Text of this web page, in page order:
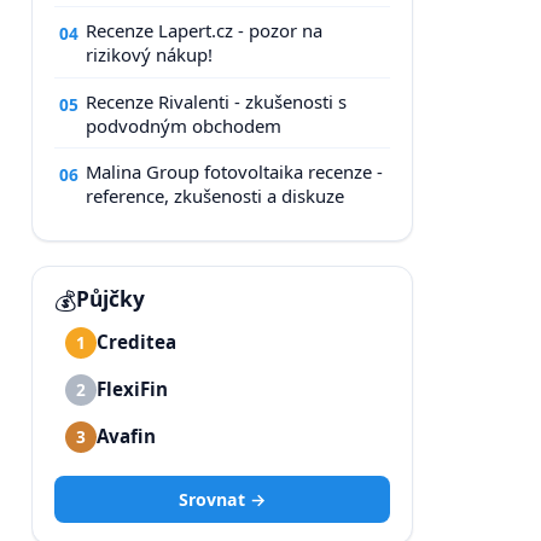
04 Recenze Lapert.cz - pozor na
rizikový nákup!
05 Recenze Rivalenti - zkušenosti s
podvodným obchodem
06 Malina Group fotovoltaika recenze -
reference, zkušenosti a diskuze
💰Půjčky
1 Creditea
2 FlexiFin
3 Avafin
Srovnat →